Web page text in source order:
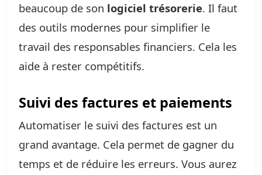
beaucoup de son logiciel trésorerie. Il faut
des outils modernes pour simplifier le
travail des responsables financiers. Cela les
aide à rester compétitifs.
Suivi des factures et paiements
Automatiser le suivi des factures est un
grand avantage. Cela permet de gagner du
temps et de réduire les erreurs. Vous aurez